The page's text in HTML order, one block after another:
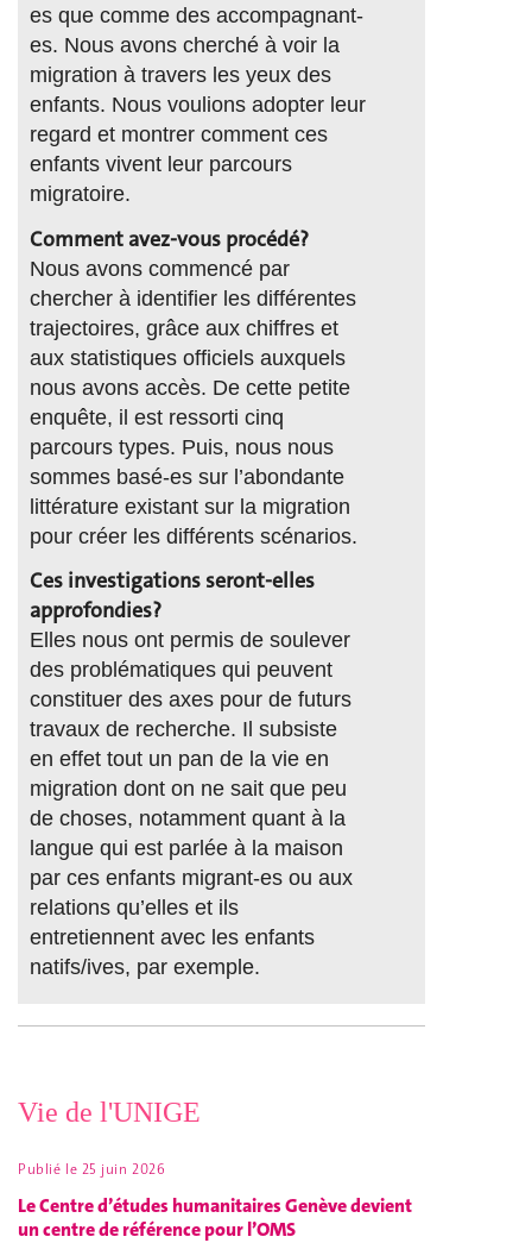
es que comme des accompagnant-
es. Nous avons cherché à voir la
migration à travers les yeux des
enfants. Nous voulions adopter leur
regard et montrer comment ces
enfants vivent leur parcours
migratoire.
Comment avez-vous procédé?
Nous avons commencé par
chercher à identifier les différentes
trajectoires, grâce aux chiffres et
aux statistiques officiels auxquels
nous avons accès. De cette petite
enquête, il est ressorti cinq
parcours types. Puis, nous nous
sommes basé-es sur l’abondante
littérature existant sur la migration
pour créer les différents scénarios.
Ces investigations seront-elles
approfondies?
Elles nous ont permis de soulever
des problématiques qui peuvent
constituer des axes pour de futurs
travaux de recherche. Il subsiste
en effet tout un pan de la vie en
migration dont on ne sait que peu
de choses, notamment quant à la
langue qui est parlée à la maison
par ces enfants migrant-es ou aux
relations qu’elles et ils
entretiennent avec les enfants
natifs/ives, par exemple.
Vie de l'UNIGE
Publié le 25 juin 2026
Le Centre d’études humanitaires Genève devient
un centre de référence pour l’OMS